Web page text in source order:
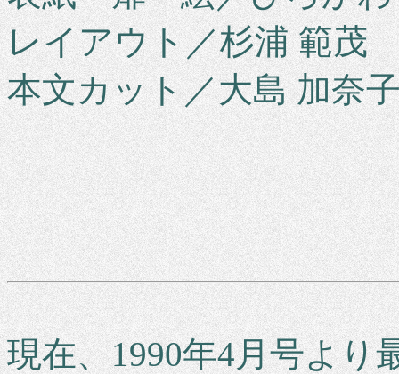
レイアウト／杉浦 範茂
本文カット／大島 加奈
現在、1990年4月号より